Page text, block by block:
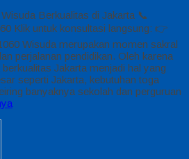
Berkualitas di Jakarta 📞
Klik untuk konsultasi langsung: 👉
Wisuda merupakan momen sakral
perjalanan pendidikan. Oleh karena
Jakarta menjadi hal yang
seperti Jakarta, kebutuhan toga
banyaknya sekolah dan perguruan